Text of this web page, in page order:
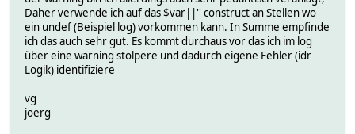
Daher verwende ich auf das $var||'' construct an Stellen wo
ein undef (Beispiel log) vorkommen kann. In Summe empfinde
ich das auch sehr gut. Es kommt durchaus vor das ich im log
über eine warning stolpere und dadurch eigene Fehler (idr
Logik) identifiziere
vg
joerg